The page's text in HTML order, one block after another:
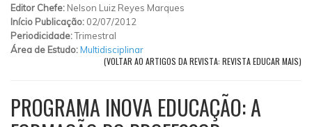
Editor Chefe: Nelson Luiz Reyes Marques
Início Publicação: 02/07/2012
Periodicidade:Trimestral
Área de Estudo:Multidisciplinar
(VOLTAR AO ARTIGOS DA REVISTA: REVISTA EDUCAR MAIS)
PROGRAMA INOVA EDUCAÇÃO: A